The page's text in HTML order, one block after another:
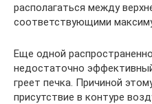
располагаться между
соответствующими
Еще одной
недостаточно
греет печка. Причиной
присутствие в контуре